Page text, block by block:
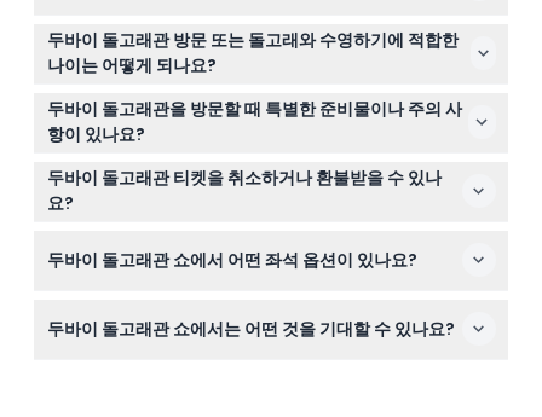
시 15분, 오후 3시 15분, 오후 7시 15분에 진행됩니다(변경될
수 있으므로 예약 시 확인해 주세요).
이 웹사이트에서 온라인으로 쉽게 티켓을 예약할 수 있으
며, 선호하는 쇼 시간과 좌석을 확보하는 데 권장됩니다. 현
장에서도 티켓을 구매할 수 있지만, 온라인 예약이 이용 가
능성을 보장합니다.
두바이 돌고래관 방문 또는 돌고래와 수영하기에 적합한
나이는 어떻게 되나요?
2세 미만 어린이는 무료로 입장할 수 있으며, 2세에서 11세
어린이는 어린이 티켓이 필요하고, 12세 이상은 성인 티켓
을 구매해야 합니다. 돌고래와 수영하려면 어린이가 최소 5
세 이상이어야 하며, 5세에서 12세 사이 어린이는 요금을 지
불하는 성인과 동행해야 합니다.
두바이 돌고래관을 방문할 때 특별한 준비물이나 주의 사
항이 있나요?
쇼 시작 최소 30분 전에 도착하시고, 크릭 공원 입장을 위해
NOL 카드를 지참하세요(가격: NOL 카드 소지 시 AED 5, 현
장 구매 시 AED 25). 수상 활동에 참여할 경우, 어린이가 최
두바이 돌고래관 티켓을 취소하거나 환불받을 수 있나
요?
수 없으니, 예약 전에 방문 계획을 신중하게 세워 주세요.
두바이 돌고래관 쇼에서 어떤 좌석 옵션이 있나요?
여 보다 편안한 관람을 보장합니다.
두바이 돌고래관 쇼에서는 어떤 것을 기대할 수 있나요?